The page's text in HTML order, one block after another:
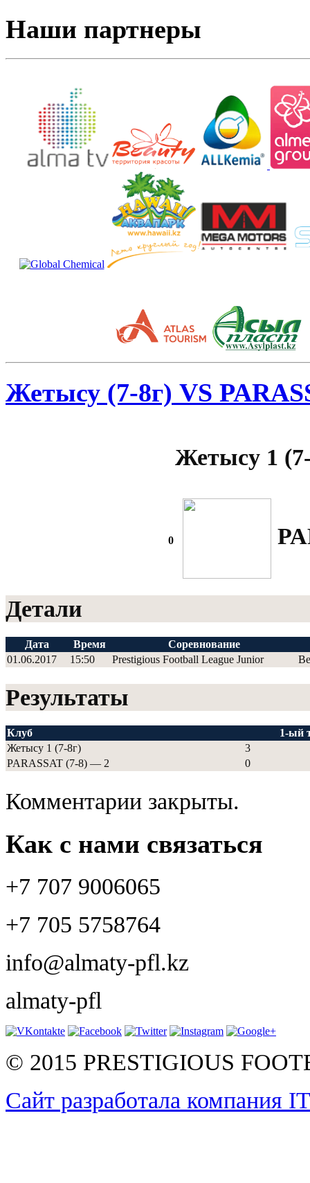
Наши партнеры
Жетысу (7-8г) VS
Жетысу 1
0
Детали
Дата Время
Соревнование
01.06.2017
15:50 Prestigious Football League Junior
Результаты
Клуб
1-ый
Жетысу 1 (7-8г)
3
PARASSAT (7-8) — 2
0
Комментарии закрыты.
Как с нами связаться
+7 707 9006065
+7 705 5758764
info@almaty-pfl.kz
almaty-pfl
© 2015 PRESTIGIOUS
Сайт разработала компания